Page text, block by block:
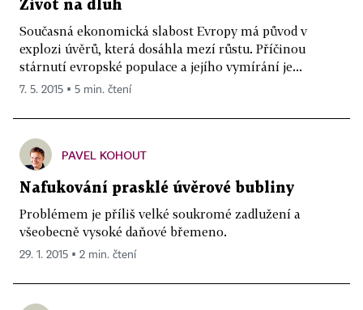
Život na dluh
Současná ekonomická slabost Evropy má původ v
explozi úvěrů, která dosáhla mezí růstu. Příčinou
stárnutí evropské populace a jejího vymírání je...
7. 5. 2015 ▪ 5 min. čtení
PAVEL KOHOUT
Nafukování prasklé úvěrové bubliny
Problémem je příliš velké soukromé zadlužení a
všeobecně vysoké daňové břemeno.
29. 1. 2015 ▪ 2 min. čtení